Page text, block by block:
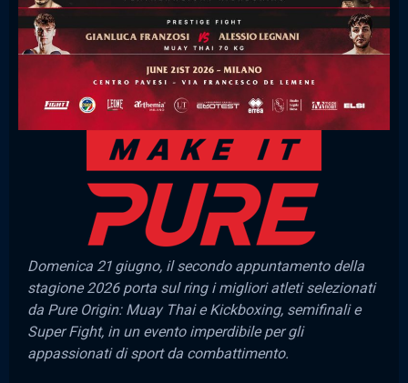
Domenica 21 giugno, il secondo appuntamento della
stagione 2026 porta sul ring i migliori atleti selezionati
da Pure Origin: Muay Thai e Kickboxing, semifinali e
Super Fight, in un evento imperdibile per gli
appassionati di sport da combattimento.